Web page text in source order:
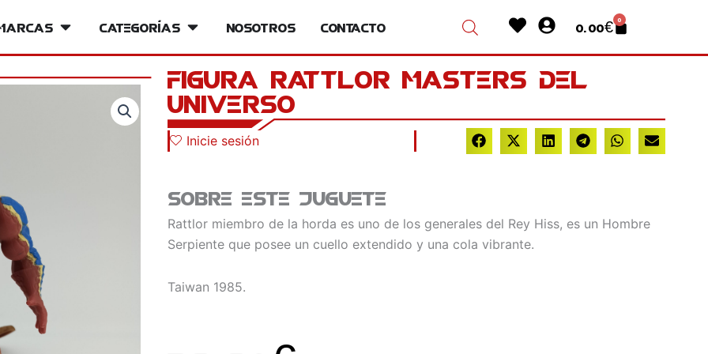
Open MarcasCategorías Open Categorías
Nosotros Contacto HeartUser-
circle
0.00€ 0
Cart
Figura Rattlor Masters Del
universo
Inicie sesión
Sobre este juguete
Rattlor miembro de la horda es uno de los generales del Rey Hiss, es un Hombre
Serpiente que posee un cuello extendido y una cola vibrante.
Taiwan 1985.